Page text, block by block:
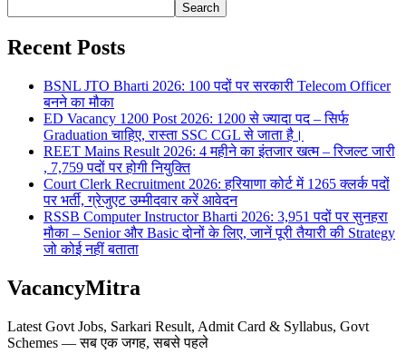
Search
Recent Posts
BSNL JTO Bharti 2026: 100 पदों पर सरकारी Telecom Officer
बनने का मौका
ED Vacancy 1200 Post 2026: 1200 से ज्यादा पद – सिर्फ
Graduation चाहिए, रास्ता SSC CGL से जाता है।
REET Mains Result 2026: 4 महीने का इंतजार खत्म – रिजल्ट जारी
, 7,759 पदों पर होगी नियुक्ति
Court Clerk Recruitment 2026: हरियाणा कोर्ट में 1265 क्लर्क पदों
पर भर्ती, ग्रेजुएट उम्मीदवार करें आवेदन
RSSB Computer Instructor Bharti 2026: 3,951 पदों पर सुनहरा
मौका – Senior और Basic दोनों के लिए, जानें पूरी तैयारी की Strategy
जो कोई नहीं बताता
VacancyMitra
Latest Govt Jobs, Sarkari Result, Admit Card & Syllabus, Govt
Schemes — सब एक जगह, सबसे पहले